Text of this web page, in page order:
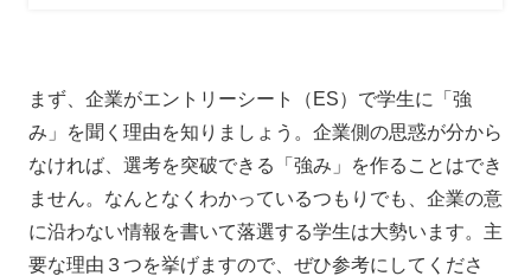
まず、企業がエントリーシート（ES）で学生に「強
み」を聞く理由を知りましょう。 企業側の思惑が分から
なければ、選考を突破できる「強み」を作ることはでき
ません。 なんとなくわかっているつもりでも、企業の意
に沿わない情報を書いて落選する学生は大勢います。主
要な理由３つを挙げますので、ぜひ参考にしてくださ